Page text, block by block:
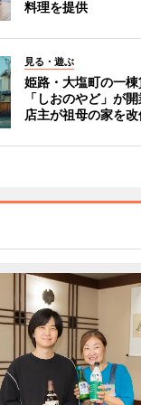
料理を提供
見る・遊ぶ
姫路・大塩町の一
「しおのやど」が
店主が祖母の家を改